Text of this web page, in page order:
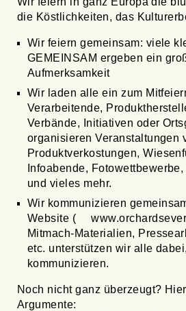
die Köstlichkeiten, das
Wir feiern gemeinsam: viele
GEMEINSAM ergeben ein
Aufmerksamkeit
Wir laden alle ein zum
Verarbeitende,
Verbände, Initiativen oder
organisieren Veranstaltungen
Produktverkostungen,
Infoabende,
und vieles mehr.
Wir kommunizieren
Website (
Mitmach-Materialien,
etc. unterstützen wir alle
kommunizieren.
Noch nicht ganz überzeugt?
Argumente: